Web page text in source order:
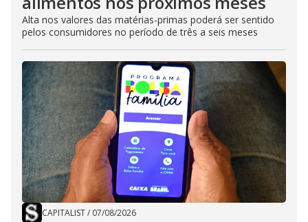
Alta nos valores das matérias-primas poderá ser sentido
pelos consumidores no período de três a seis meses
CAPITALIST/ 07/08/2026